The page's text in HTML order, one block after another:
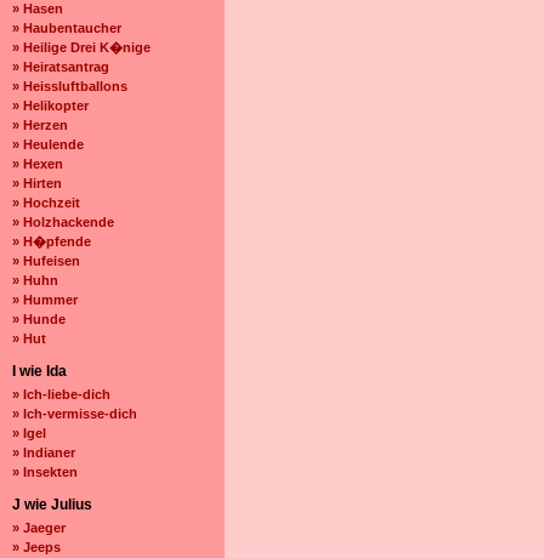
» Hasen
» Haubentaucher
» Heilige Drei K�nige
» Heiratsantrag
» Heissluftballons
» Helikopter
» Herzen
» Heulende
» Hexen
» Hirten
» Hochzeit
» Holzhackende
» H�pfende
» Hufeisen
» Huhn
» Hummer
» Hunde
» Hut
I wie Ida
» Ich-liebe-dich
» Ich-vermisse-dich
» Igel
» Indianer
» Insekten
J wie Julius
» Jaeger
» Jeeps